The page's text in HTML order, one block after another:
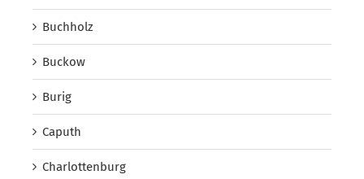
Buchholz
Buckow
Burig
Caputh
Charlottenburg